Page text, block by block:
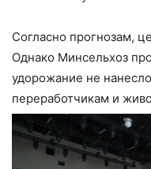
Согласно прогнозам,
Однако Минсельхоз
удорожание не
переработчикам и